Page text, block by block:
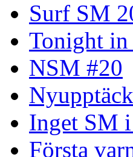
Surf SM
Tonight
NSM #20
Inget SM
Första